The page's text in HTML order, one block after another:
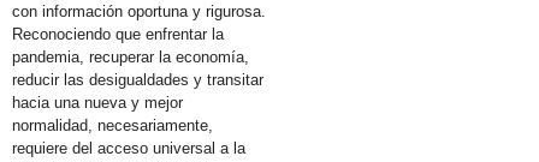
con información oportuna y rigurosa.
Reconociendo que enfrentar la
pandemia, recuperar la economía,
reducir las desigualdades y transitar
hacia una nueva y mejor
normalidad, necesariamente,
requiere del acceso universal a la